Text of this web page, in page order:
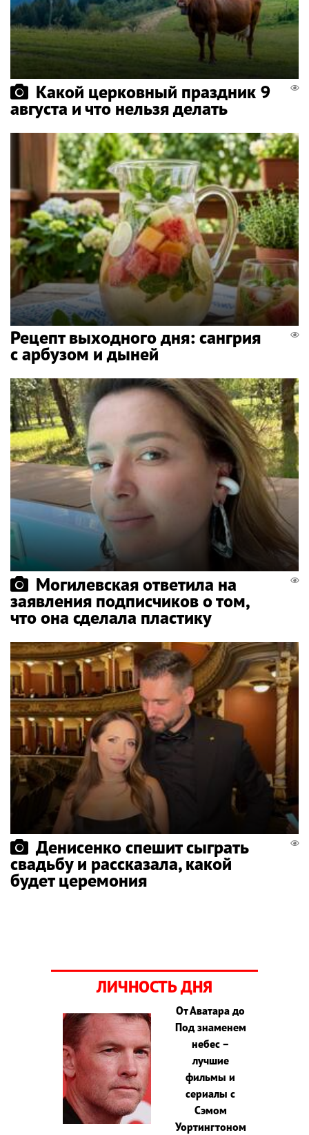
Какой церковный праздник 9
августа и что нельзя делать
Рецепт выходного дня: сангрия
с арбузом и дыней
Могилевская ответила на
заявления подписчиков о том,
что она сделала пластику
Денисенко спешит сыграть
свадьбу и рассказала, какой
будет церемония
ЛИЧНОСТЬ ДНЯ
От Аватара до
Под знаменем
небес –
лучшие
фильмы и
сериалы с
Сэмом
Уортингтоном